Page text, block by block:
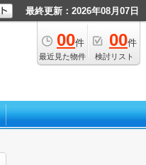
最終更新：2026年08月07日
00件
最近見た物件
00件
検討リスト